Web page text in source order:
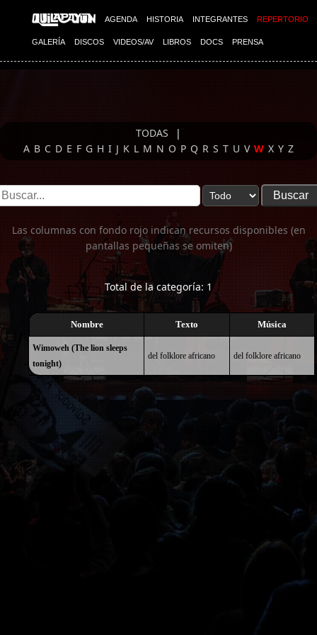
AGENDA HISTORIA INTEGRANTES REPERTORIO
GALERÍA DISCOS VIDEOS/AV LIBROS DOCS PRENSA
Imagen 01
TODAS
|
A B C D E F G H I J K L M N O P Q R S T U V W X Y Z
Las columnas con fondo rojo indican recursos disponibles (en
pantallas pequeñas se omiten)
Total de la categoría: 1
Nombre Texto Música
Wimoweh (The lion sleeps
tonight)
del folklore africano del folklore africano